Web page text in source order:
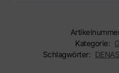
Kategorie:
Schlagwörter: DENAS